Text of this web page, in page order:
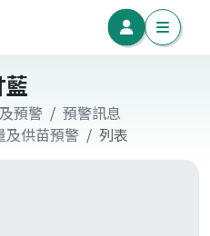
預警
預警訊息
及供苗預警
列表